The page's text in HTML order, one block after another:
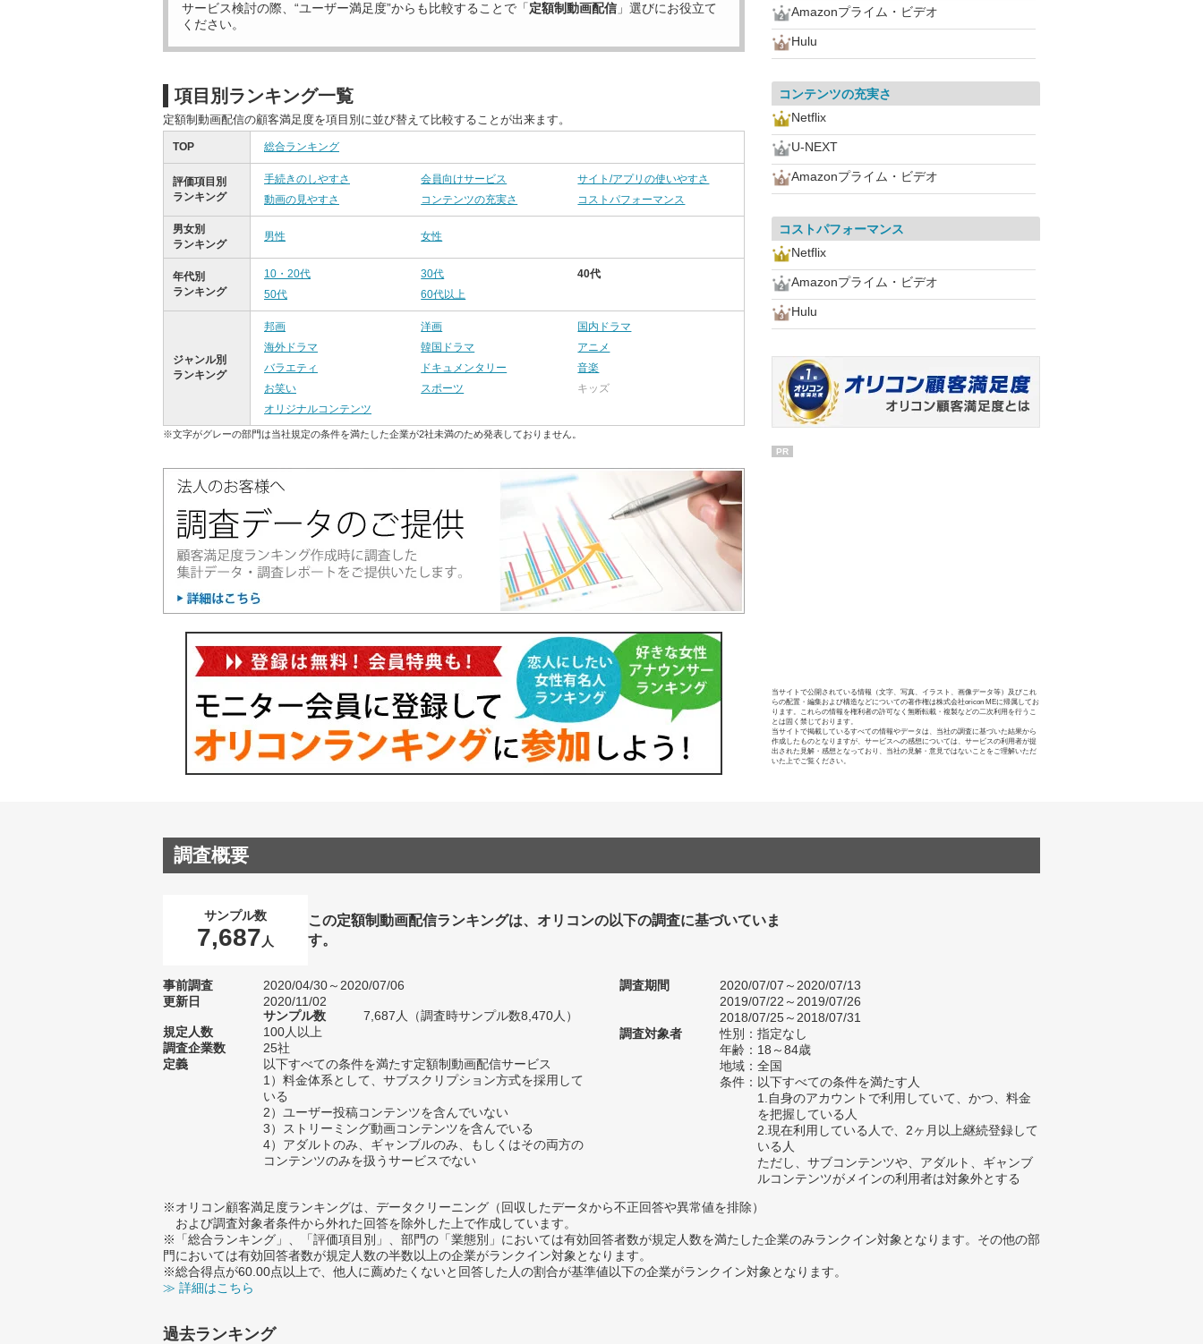
サービス検討の際、“ユーザー満足度”からも比較することで「定額制動画配信 」選びにお役立て
ください。
項目別ランキング一覧
定額制動画配信の顧客満足度を項目別に並び替えて比較することが出来ます。
TOP 総合ランキング
評価項目別
ランキング
手続きのしやすさ 会員向けサービス
サイト/アプリの使いやすさ
動画の見やすさ
コンテンツの充実さ コストパフォーマンス
男女別
ランキング
男性 女性
年代別
ランキング
10・20代 30代
40代
50代
60代以上
ジャンル別
ランキング
邦画 洋画
国内ドラマ
海外ドラマ
韓国ドラマ
アニメ
バラエティ
ドキュメンタリー
音楽
お笑い
スポーツ
キッズ
オリジナルコンテンツ
※文字がグレーの部門は当社規定の条件を満たした企業が2社未満のため発表しておりません。
Amazonプライム・ビデオ
Hulu
コンテンツの充実さ
Netflix
U-NEXT
Amazonプライム・ビデオ
コストパフォーマンス
Netflix
Amazonプライム・ビデオ
Hulu
PR
当サイトで公開されている情報（文字、写真、イラスト、画像データ等）及びこれ
らの配置・編集および構造などについての著作権は株式会社oricon MEに帰属してお
ります。これらの情報を権利者の許可なく無断転載・複製などの二次利用を行うこ
とは固く禁じております。
当サイトで掲載しているすべての情報やデータは、当社の調査に基づいた結果から
作成したものとなりますが、サービスへの感想については、サービスの利用者が提
出された見解・感想となっており、当社の見解・意見ではないことをご理解いただ
いた上でご覧ください。
調査概要
サンプル数
7,687 人
この定額制動画配信ランキングは、オリコンの以下の調査に基づいていま
す。
事前調査
2020/04/30～2020/07/06
更新日
2020/11/02
サンプル数
7,687人（調査時サンプル数8,470人）
規定人数
100人以上
調査企業数
25社
定義
以下すべての条件を満たす定額制動画配信サービス
1）料金体系として、サブスクリプション方式を採用して
いる
2）ユーザー投稿コンテンツを含んでいない
3）ストリーミング動画コンテンツを含んでいる
4）アダルトのみ、ギャンブルのみ、もしくはその両方の
コンテンツのみを扱うサービスでない
調査期間
2020/07/07～2020/07/13
2019/07/22～2019/07/26
2018/07/25～2018/07/31
調査対象者
性別：指定なし
年齢：18～84歳
地域：全国
条件：以下すべての条件を満たす人
1.自身のアカウントで利用していて、かつ、料金
を把握している人
2.現在利用している人で、2ヶ月以上継続登録して
いる人
ただし、サブコンテンツや、アダルト、ギャンブ
ルコンテンツがメインの利用者は対象外とする
※オリコン顧客満足度ランキングは、データクリーニング（回収したデータから不正回答や異常値を排除）
および調査対象者条件から外れた回答を除外した上で作成しています。
※「総合ランキング」、「評価項目別」、部門の「業態別」においては有効回答者数が規定人数を満たした企業のみランクイン対象となります。その他の部
門においては有効回答者数が規定人数の半数以上の企業がランクイン対象となります。
※総合得点が60.00点以上で、他人に薦めたくないと回答した人の割合が基準値以下の企業がランクイン対象となります。
≫ 詳細はこちら
過去ランキング